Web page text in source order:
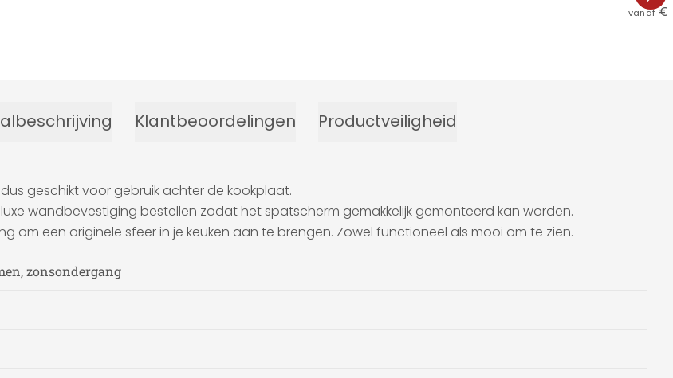
vanaf €
Klantbeoordelingen Productveiligheid
geschikt voor gebruik achter de kookplaat.
wandbevestiging bestellen zodat het spatscherm gemakkelijk gemonteerd kan worden.
om een originele sfeer in je keuken aan te brengen. Zowel functioneel als mooi om te zien.
zonsondergang